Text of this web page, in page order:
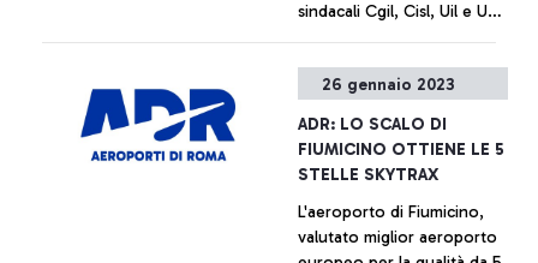
sindacali Cgil, Cisl, Uil e Ugl
organici operativi del
trasformazione dei
contratti di lavoro da part
+ Approfondisci
26 gennaio 2023
ADR: LO SCALO DI
FIUMICINO OTTIENE LE 5
STELLE SKYTRAX
L'aeroporto di Fiumicino,
valutato miglior aeroporto